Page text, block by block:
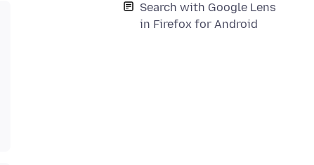
Search with Google Lens
in Firefox for Android